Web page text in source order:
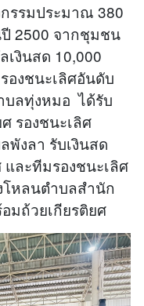
รรมประมาณ 380
2500 จากชุมชน
เงินสด 10,000
องชนะเลิศอันดับ
บลทุ่งหมอ ได้รับ
รองชนะเลิศ
งลา รับเงินสด
ละทีมรองชนะเลิศ
หลนตำบลสำนัก
มถ้วยเกียรติยศ